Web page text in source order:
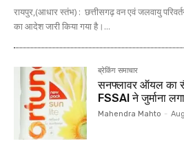
रायपुर,(आधार स्तंभ) : छत्तीसगढ़ वन एवं जलवायु
का आदेश जारी किया गया है।...
ब्रेकिंग समाचार
सनफ्लावर ऑयल का
FSSAI ने जुर्माना
Mahendra Mahto -